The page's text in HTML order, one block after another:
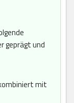
geprägt und
mit